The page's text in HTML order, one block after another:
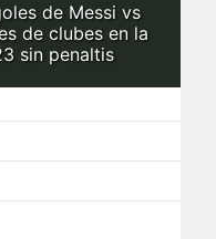
de Messi vs
de clubes en la
sin penaltis